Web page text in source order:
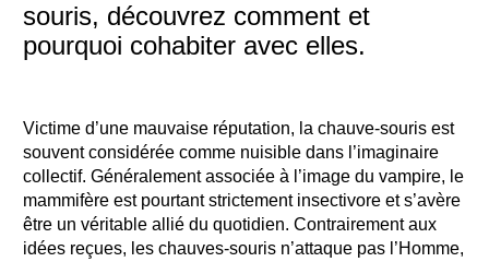
souris, découvrez comment et
pourquoi cohabiter avec elles.
Victime d’une mauvaise réputation, la chauve-souris est
souvent considérée comme nuisible dans l’imaginaire
collectif. Généralement associée à l’image du vampire, le
mammifère est pourtant strictement insectivore et s’avère
être un véritable allié du quotidien. Contrairement aux
idées reçues, les chauves-souris n’attaque pas l’Homme,